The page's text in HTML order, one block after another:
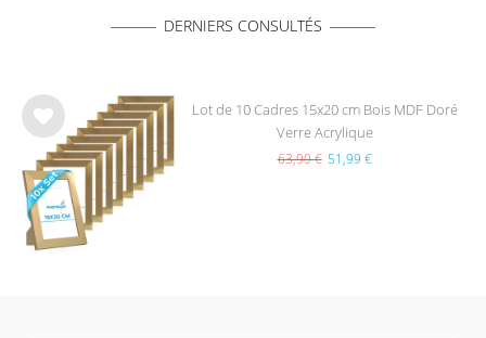
DERNIERS CONSULTÉS
List
e de
sou
hait
s
Lot de 10 Cadres 15x20 cm Bois MDF Doré
Verre Acrylique
63,99 € 51,99 €